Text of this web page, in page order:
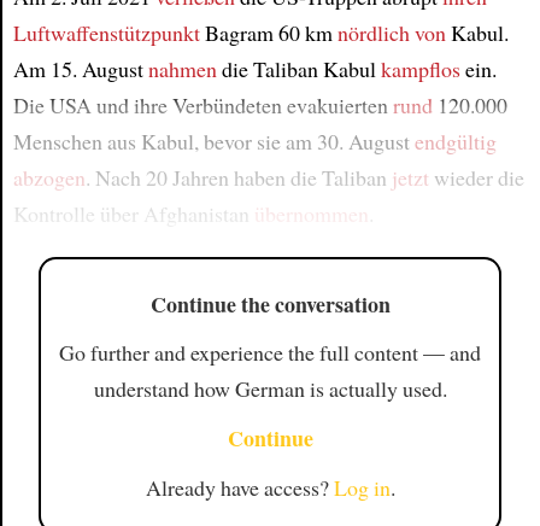
LuftwaffenstützpunktBagram 60 km nördlich von Kabul.
Am 15. Augustnahmen die Taliban Kabul kampflosein.
Die USA und ihre Verbündeten evakuierten rund120.000
Menschen aus Kabul, bevor sie am 30. Augustendgültig
abzogen. Nach 20 Jahren haben die Taliban jetzt wieder die
Kontrolle über Afghanistan übernommen
Continue the conversation
Go further and experience the full content — and
understand how German is actually used.
Continue
Already have access?Log in.